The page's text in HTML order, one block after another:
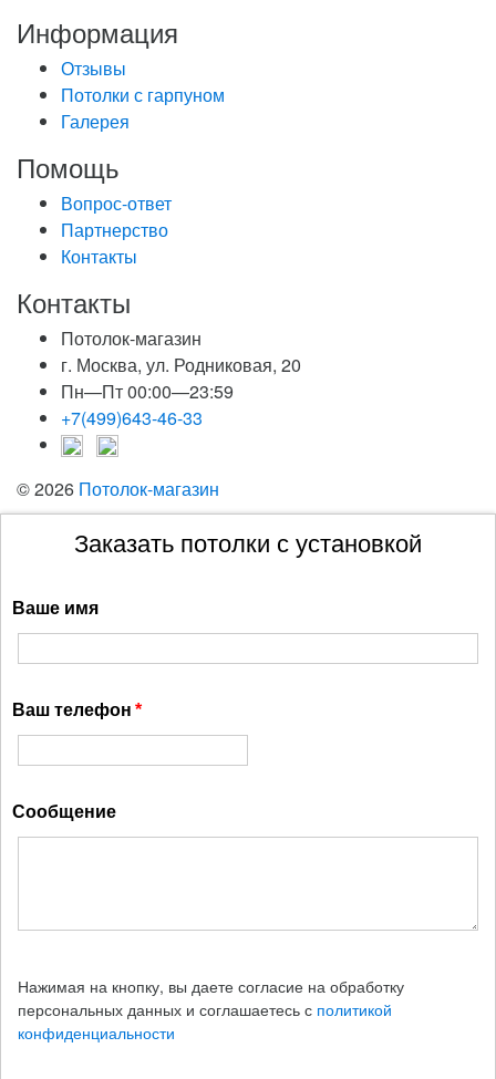
Информация
Отзывы
Потолки с гарпуном
Галерея
Помощь
Вопрос-ответ
Партнерство
Контакты
Контакты
Потолок-магазин
г. Москва, ул. Родниковая, 20
Пн—Пт 00:00—23:59
+7(499)643-46-33
© 2026 Потолок-магазин
Заказать потолки с установкой
Ваше имя
Ваш телефон
Сообщение
Нажимая на кнопку, вы даете согласие на обработку
персональных данных и соглашаетесь с политикой
конфиденциальности